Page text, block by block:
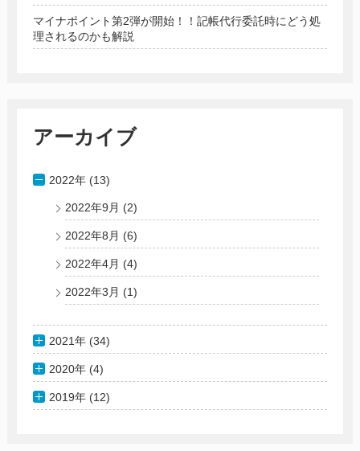
マイナポイント第2弾が開始！！記帳代行委託時にどう処
理されるのかも解説
アーカイブ
2022年 (13)
2022年9月 (2)
2022年8月 (6)
2022年4月 (4)
2022年3月 (1)
2021年 (34)
2020年 (4)
2019年 (12)